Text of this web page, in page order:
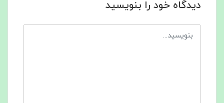
دیدگاه خود را بنویسید